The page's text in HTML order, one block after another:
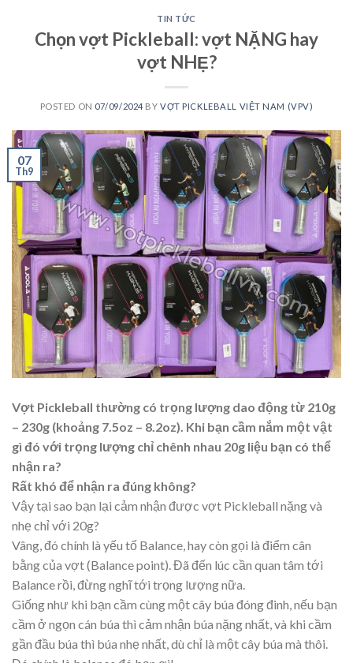
TIN TỨC
Chọn vợt Pickleball: vợt NẶNG hay
vợt NHẸ?
POSTED ON 07/09/2024 BYVỢT PICKLEBALL VIỆT NAM (VPV)
07
Th9
Vợt Pickleball thường có trọng lượng dao động từ 210g
– 230g (khoảng 7.5oz – 8.2oz). Khi bạn cầm nắm một vật
gì đó với trọng lượng chỉ chênh nhau 20g liệu bạn có thể
nhận ra?
Rất khó để nhận ra đúng không?
Vậy tại sao bạn lại cảm nhận được vợt Pickleball nặng và
nhẹ chỉ với 20g?
Vâng, đó chính là yếu tố Balance, hay còn gọi là điểm cân
bằng của vợt (Balance point). Đã đến lúc cần quan tâm tới
Balance rồi, đừng nghĩ tới trọng lượng nữa.
Giống như khi bạn cầm cùng một cây búa đóng đinh, nếu bạn
cầm ở ngọn cán búa thì cảm nhận búa nặng nhất, và khi cầm
gần đầu búa thì búa nhẹ nhất, dù chỉ là một cây búa mà thôi.